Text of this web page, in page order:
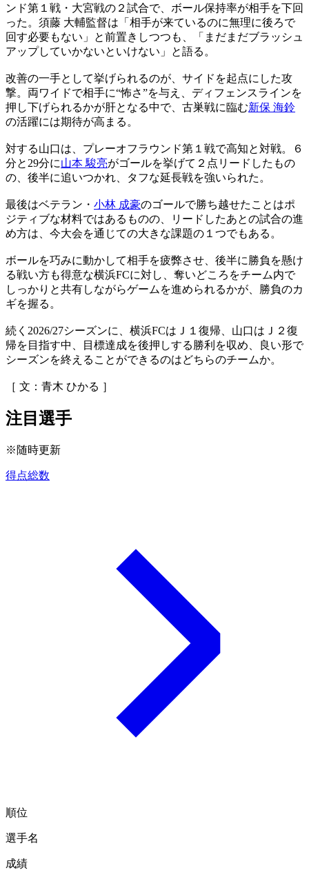
ンド第１戦・大宮戦の２試合で、ボール保持率が相手を下回
った。須藤 大輔監督は「相手が来ているのに無理に後ろで
回す必要もない」と前置きしつつも、「まだまだブラッシュ
アップしていかないといけない」と語る。
改善の一手として挙げられるのが、サイドを起点にした攻
撃。両ワイドで相手に“怖さ”を与え、ディフェンスラインを
押し下げられるかが肝となる中で、古巣戦に臨む新保 海鈴
の活躍には期待が高まる。
対する山口は、プレーオフラウンド第１戦で高知と対戦。６
分と29分に山本 駿亮がゴールを挙げて２点リードしたもの
の、後半に追いつかれ、タフな延長戦を強いられた。
最後はベテラン・ 小林 成豪のゴールで勝ち越せたことはポ
ジティブな材料ではあるものの、リードしたあとの試合の進
め方は、今大会を通じての大きな課題の１つでもある。
ボールを巧みに動かして相手を疲弊させ、後半に勝負を懸け
る戦い方も得意な横浜FCに対し、奪いどころをチーム内で
しっかりと共有しながらゲームを進められるかが、勝負のカ
ギを握る。
続く2026/27シーズンに、横浜FCはＪ１復帰、山口はＪ２復
帰を目指す中、目標達成を後押しする勝利を収め、良い形で
シーズンを終えることができるのはどちらのチームか。
［ 文：青木 ひかる ］
注目選手
※随時更新
得点総数
順位
選手名
成績